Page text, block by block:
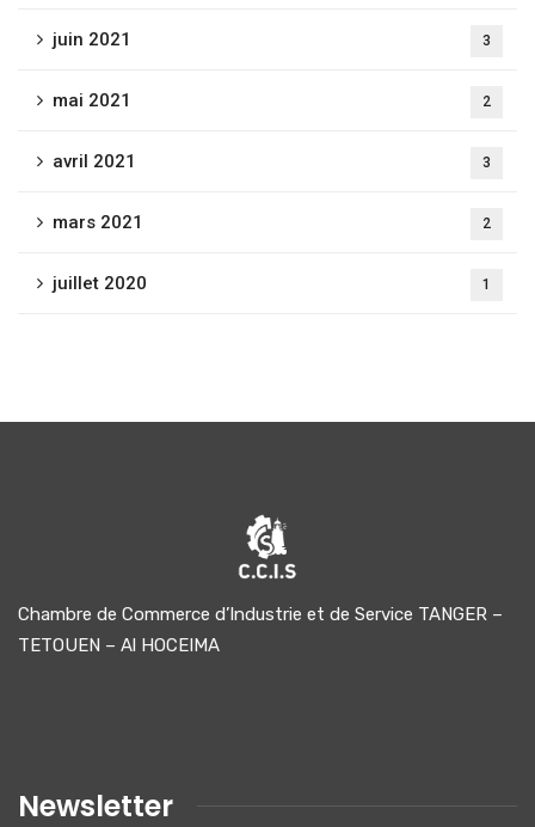
juin 2021 3
mai 2021 2
avril 2021 3
mars 2021 2
juillet 2020 1
Chambre de Commerce d’Industrie et de Service TANGER –
TETOUEN – Al HOCEIMA
Newsletter